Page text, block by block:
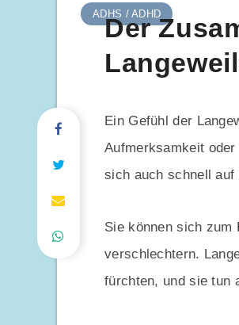
ADHS / ADHD
Der
Ein Gefühl der
Aufmerksamkeit
sich auch schnell auf
Sie können sich zum
verschlechtern.
fürchten, und sie tun